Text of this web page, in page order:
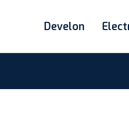
Develon